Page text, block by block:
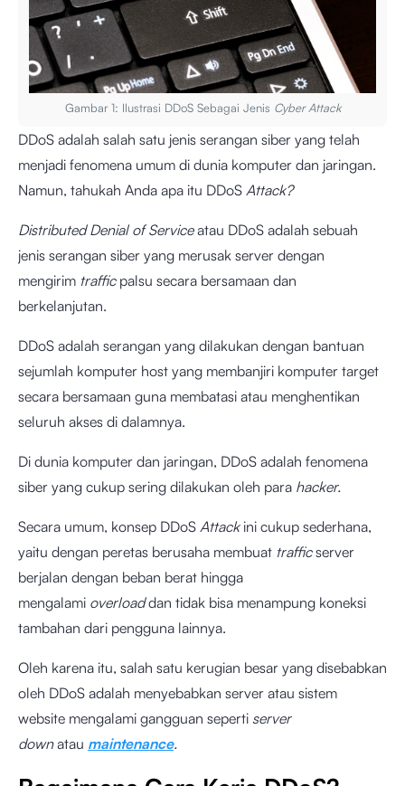
Gambar 1: Ilustrasi DDoS Sebagai Jenis Cyber Attack
DDoS adalah salah satu jenis serangan siber yang telah
menjadi fenomena umum di dunia komputer dan jaringan.
Namun, tahukah Anda apa itu DDoS Attack?
Distributed Denial of Serviceatau DDoS adalah sebuah
jenis serangan siber yang merusak server dengan
mengirim traffic palsu secara bersamaan dan
berkelanjutan.
DDoS adalah serangan yang dilakukan dengan bantuan
sejumlah komputer host yang membanjiri komputer target
secara bersamaan guna membatasi atau menghentikan
seluruh akses di dalamnya.
Di dunia komputer dan jaringan, DDoS adalah fenomena
siber yang cukup sering dilakukan oleh para hacker.
Secara umum, konsep DDoS Attack ini cukup sederhana,
yaitu dengan peretas berusaha membuat trafficserver
berjalan dengan beban berat hingga
mengalami overloaddan tidak bisa menampung koneksi
tambahan dari pengguna lainnya.
Oleh karena itu, salah satu kerugian besar yang disebabkan
oleh DDoS adalah menyebabkan server atau sistem
website mengalami gangguan seperti server
downatau maintenance.